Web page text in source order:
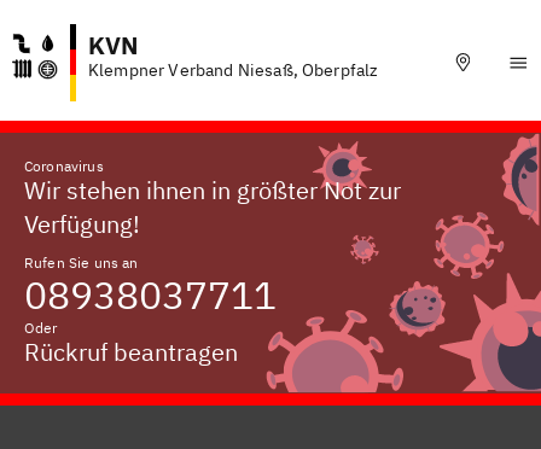
KVN
Klempner Verband Niesaß, Oberpfalz
Coronavirus
Wir stehen ihnen in größter Not zur
Verfügung!
Rufen Sie uns an
08938037711
Oder
Rückruf beantragen